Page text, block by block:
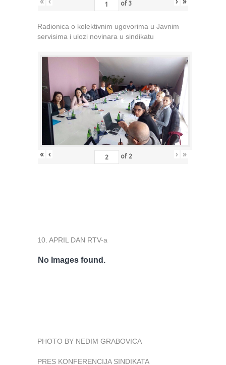
of 3
Radionica o kolektivnim ugovorima u Javnim
servisima i ulozi novinara u sindikatu
« ‹ of 2 › »
10. APRIL DAN RTV-a
No Images found.
PHOTO BY NEDIM GRABOVICA
PRES KONFERENCIJA SINDIKATA